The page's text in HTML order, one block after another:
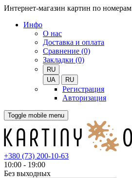
Интернет-магазин картин по номерам
Инфо
О нас
Доставка и оплата
Сравнение (0)
Закладки (0)
RU
UA
RU
Регистрация
Авторизация
Toggle mobile menu
+380 (73) 200-10-63
10:00 - 19:00
Без выходных